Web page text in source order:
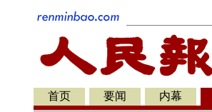
首页 要闻 内幕